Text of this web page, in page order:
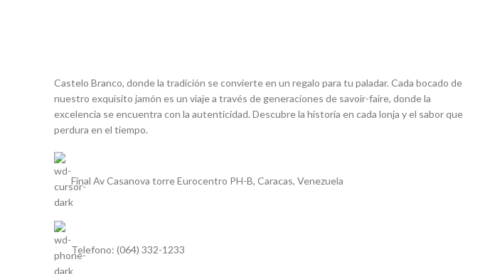
Castelo Branco, donde la tradición se convierte en un regalo para tu paladar. Cada bocado de
nuestro exquisito jamón es un viaje a través de generaciones de savoir-faire, donde la
excelencia se encuentra con la autenticidad. Descubre la historia en cada lonja y el sabor que
perdura en el tiempo.
Final Av Casanova torre Eurocentro PH-B, Caracas, Venezuela
Telefono: (064) 332-1233